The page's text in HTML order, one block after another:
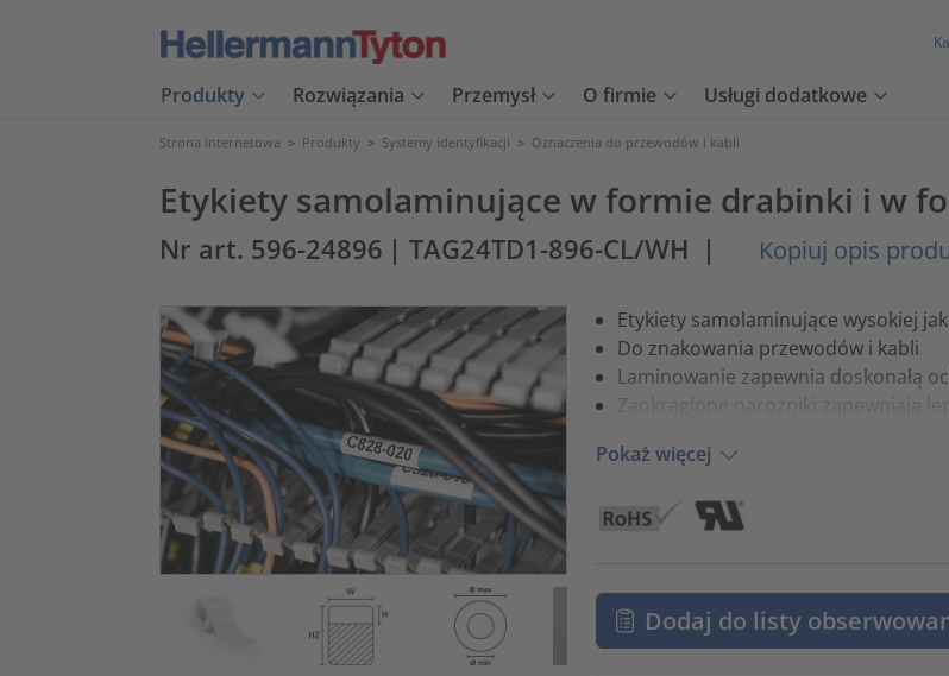
Produkty Rozwiązania Przemysł O firmie Usługi dodatkowe
Strona internetowa > Produkty > Systemy identyfikacji > Oznaczenia do przewodów i kabli
Etykiety samolaminujące w formie drabinki i w
Nr art. 596-24896 | TAG24TD1-896-CL/WH | Kopiuj opis
Etykiety samolaminujące wysokiej
Do znakowania przewodów i kabli
Laminowanie zapewnia doskonałą
Zaokrąglone narożniki zapewniają
Pokaż więcej
Dodaj do listy